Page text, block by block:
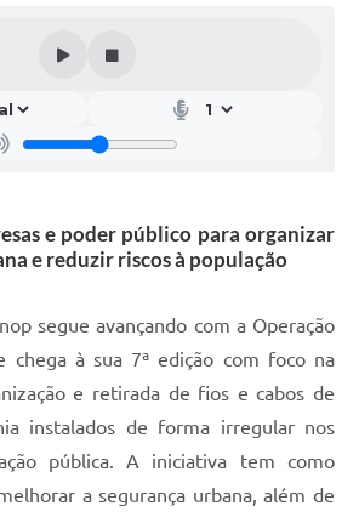
e poder público para organizar
e reduzir riscos à população
segue avançando com a Operação
chega à sua 7ª edição com foco na
e retirada de fios e cabos de
instalados de forma irregular nos
pública. A iniciativa tem como
a segurança urbana, além de